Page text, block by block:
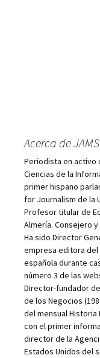
Acerca de JAMS
Periodista en activo
Ciencias de la
primer hispano
for Journalism de la
Profesor titular de
Almería. Consejero
Ha sido Director
empresa editora del
española durante
número 3 de las
Director-fundador de
de los Negocios
del mensual
con el primer
director de la
Estados Unidos del